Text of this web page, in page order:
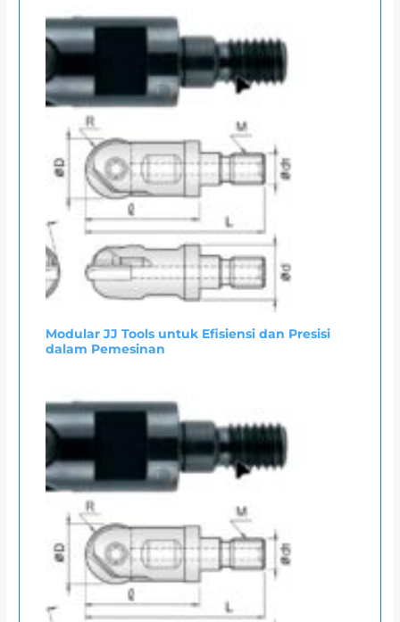
Modular JJ Tools untuk Efisiensi dan Presisi
dalam Pemesinan